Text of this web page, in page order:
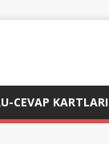
CEVAP KARTLARI